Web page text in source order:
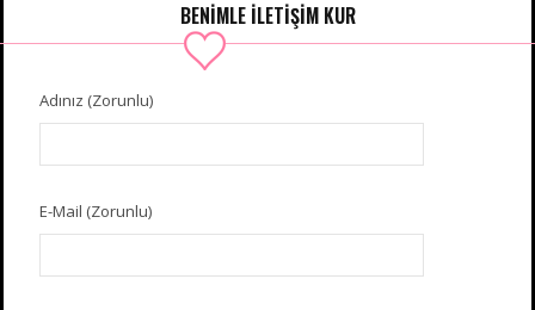
BENIMLE İLETIŞIM KUR
Adınız (Zorunlu)
E-Mail (Zorunlu)